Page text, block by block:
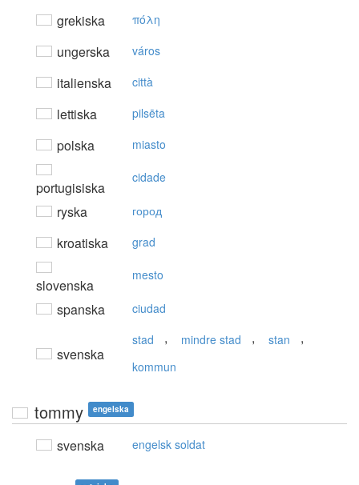
grekiska πόλη
ungerska város
italienska città
lettiska pilsēta
polska miasto
portugisiska
cidade
ryska город
kroatiska grad
slovenska
mesto
spanska ciudad
svenska
stad , mindre stad , stan ,
kommun
tommy engelska
svenska engelsk soldat